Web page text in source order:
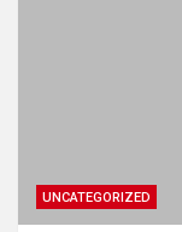
UNCATEGORIZED